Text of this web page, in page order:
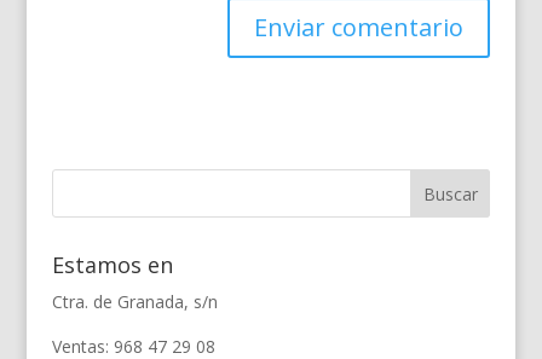
Estamos en
Ctra. de Granada, s/n
Ventas: 968 47 29 08